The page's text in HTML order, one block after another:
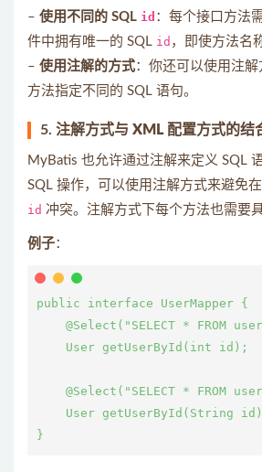
– 使用不同的 SQL id ：每个接口方法
件中拥有唯一的 SQL id ，即使方法名
– 使用注解的方式：你还可以使用注
方法指定不同的 SQL 语句。
5. 注解方式与 XML 配置方式的结
MyBatis 也允许通过注解来定义 SQL
SQL 操作，可以使用注解方式来避免
id 冲突。注解方式下每个方法也需要
例子：
public interface UserMapper {
@Select("SELECT * FROM
    User getUserById(int id);
@Select("SELECT * FROM
User getUserById(String